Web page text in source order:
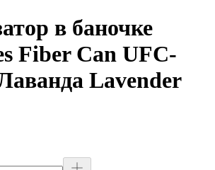
в баночке
Fiber Can UFC-
Lavender